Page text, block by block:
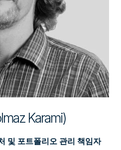
Karami)
및 포트폴리오 관리 책임자